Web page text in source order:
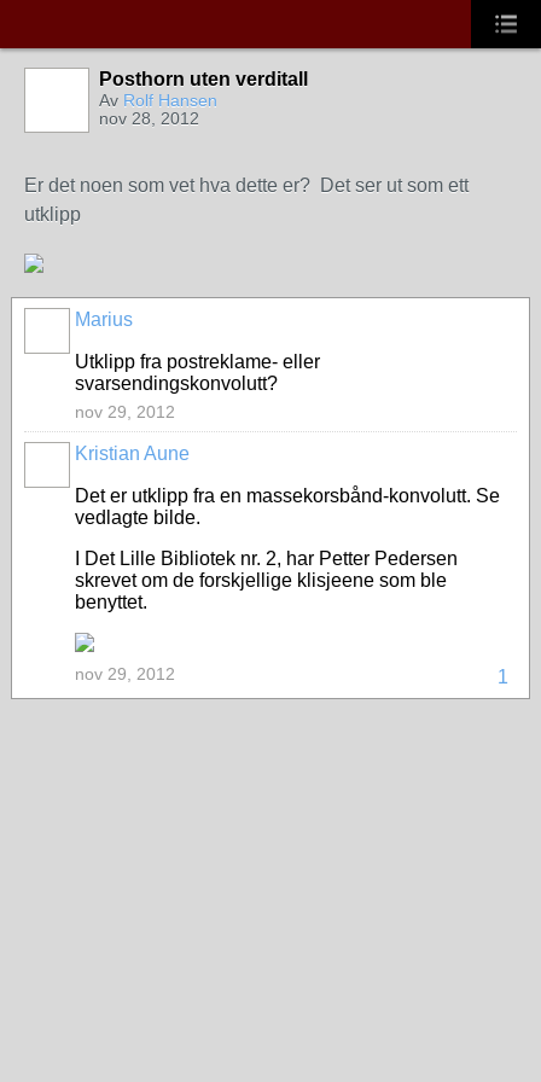
Posthorn uten verditall
Av Rolf Hansen
nov 28, 2012
Er det noen som vet hva dette er? Det ser ut som ett
utklipp
Marius
Utklipp fra postreklame- eller
svarsendingskonvolutt?
nov 29, 2012
Kristian Aune
Det er utklipp fra en massekorsbånd-konvolutt. Se
vedlagte bilde.
I Det Lille Bibliotek nr. 2, har Petter Pedersen
skrevet om de forskjellige klisjeene som ble
benyttet.
1
nov 29, 2012